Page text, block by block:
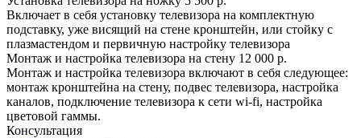
Включает в себя установку телевизора на комплектную
подставку, уже висящий на стене кронштейн, или стойку с
плазмастендом и первичную настройку телевизора
Монтаж и настройка телевизора на стену 12 000 р.
Монтаж и настройка телевизора включают в себя следующее:
монтаж кронштейна на стену, подвес телевизора, настройка
каналов, подключение телевизора к сети wi-fi, настройка
цветовой гаммы.
Консультация